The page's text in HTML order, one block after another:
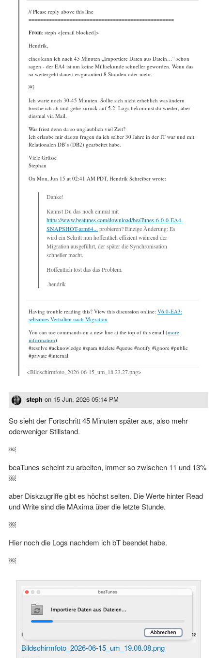
// Please reply above this line
==================================================
From: steph <[email blocked]>
Hendrik,
eines kann ich nach 45 Minuten „Importiere Daten aus Datein…“ schon
sagen - der EA4 ist um keine Millisekunde schneller geworden. Wenn das
so weitergeht dauert es garantiert 8 Stunden oder mehr.
￼
Ich warte noch 30-45 Minuten. Sollte sich nicht erheblich was ändern
breche ich ab und gehe zurück auf 5.2. Logs bekommst du wieder, aber
diesmal via Mail.
Was frisst denn da so unglaublich viel Zeit?
Ich erlaube mir das zu fragen da ich selber 30 Jahre in der IT war und mit
Relationalen DB’s (DB2) gearbeitet habe.
Viele Grüsse
Stephan
On Mon, Jun 15 at 02:41 AM PDT, Hendrik Schreiber wrote:
Danke!
Kannst Du das noch einmal mit
https://www.beatunes.com/download/beaTunes-6-0-0-EA4-
SNAPSHOT-arm64... probieren? Einzige Änderung: Es
wird ein Schritt nun hoffentlich effizient während der
Migration ausgeführt, der später die Synchronisation
schneller macht.
Hoffentlich löst das das Problem.
-hendrik
Having trouble reading this? View this discussion online: V6.0-EA3:
seltsames Verhalten nach Migration.
You can use commands on a new line at the top of this email (more
information):
#resolve #acknowledge #spam #delete #queue #notify #ignore #public
#private #internal
<Bildschirmfoto_2026-06-15_um_18.23.27.png>
steph on 15 Jun, 2026 05:14 PM
So sieht der Fortschritt 45 Minuten später aus, also mehr
oderweniger Stillstand.
￼
beaTunes scheint zu arbeiten, immer so zwischen 11 und 13%
￼
aber Diskzugriffe gibt es höchst selten. Die Werte hinter Read
und Write sind die MAxima über die letzte Stunde.
￼
Hier noch die Logs nachdem ich bT beendet habe.
￼
Bildschirmfoto_2026-06-15_um_19.08.08.png